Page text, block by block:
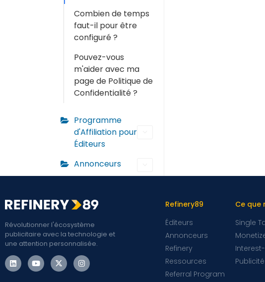
Combien de temps
faut-il pour être
configuré ?
Pouvez-vous
m'aider avec ma
page de Politique de
Confidentialité ?
Programme
d'Affiliation pour
Éditeurs
Annonceurs
Révolutionner l'écosystème
publicitaire avec la technologie et
une attention personnalisée.
Refinery89
Éditeurs
Annonceurs
Refinery
Ressources
Referral Program
Ce que
Single